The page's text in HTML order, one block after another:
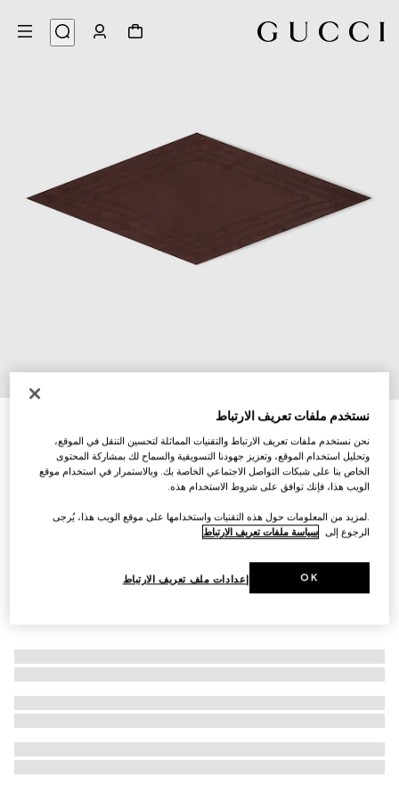
المتشابكة
SAR 1,750
نستخدم ملفات تعريف الارتباط
نحن نستخدم ملفات تعريف الارتباط والتقنيات المماثلة لتحسين التنقل في الموقع،
وتحليل استخدام الموقع، وتعزيز جهودنا التسويقية والسماح لك بمشاركة المحتوى
الخاص بنا على شبكات التواصل الاجتماعي الخاصة بك. وبالاستمرار في استخدام موقع
الويب هذا، فإنك توافق على شروط الاستخدام هذه.
.لمزيد من المعلومات حول هذه التقنيات واستخدامها على موقع الويب هذا، يُرجى
الرجوع إلى سياسة ملفات تعريف الارتباط
إعدادات ملف تعريف الارتباط OK